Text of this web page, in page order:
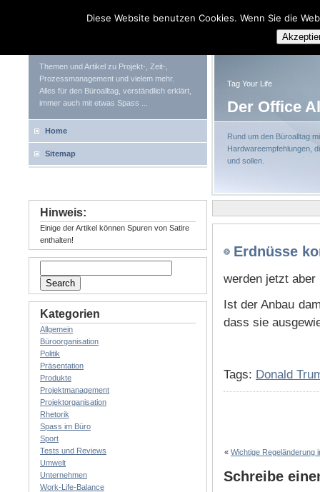
Themen und Artikel zu Projekt-, Zeit-,
Prozessmanagement und vielem mehr.
Alles für den Büroalltag, verständlich erklärt,
immer auch mit etwas Spass ...
Tag Your Life
Der Office
Rund um den Büroalltag
Hardwareempfehlungen,
und sollen.
Home
Sitemap
Erdnüsse
werden jetzt aber
Ist der Anbau
dass sie
Tags: Donald
« Wichtige Regeländerung
Schreibe
Hinweis:
Einige der Artikel können Spuren von Satire
enthalten!
Kategorien
Allgemein
Büroorganisation
Politik
Präsentation
Produkte
Projektmanagement
Projektorganisation
Rhetorik
Spass im Büro
Sport
Tests und Reviews
Umwelt
Unternehmen
Work-Life-Balance
Diese Website benutzen Cookies. Wenn Sie die